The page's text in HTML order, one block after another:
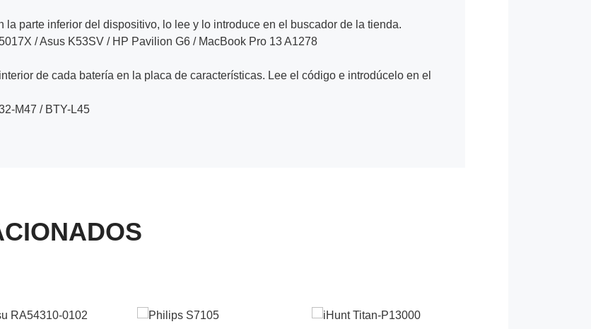
la parte inferior del dispositivo, lo lee y lo introduce en el buscador de la tienda.
/ Asus K53SV / HP Pavilion G6 / MacBook Pro 13 A1278
de cada batería en la placa de características. Lee el código e introdúcelo en el
M47 / BTY-L45